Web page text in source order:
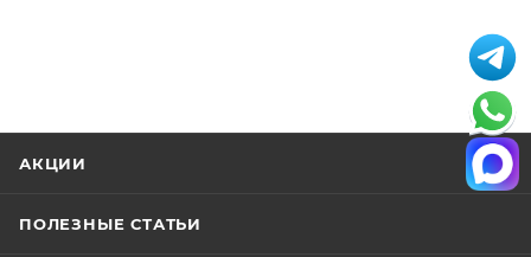
АКЦИИ
ПОЛЕЗНЫЕ СТАТЬИ